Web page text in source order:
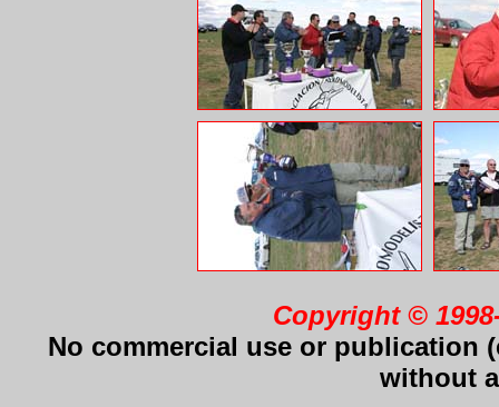
Copyright ©
No commercial use or publication
without